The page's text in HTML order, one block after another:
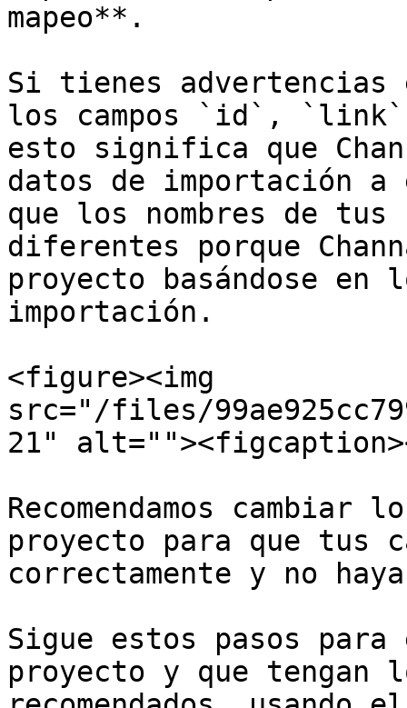
mapeo**.
Si tienes advertencias
los campos `id`,
esto significa que
datos de importación a
que los nombres de tus
diferentes porque
proyecto basándose en
importación.
<figure><img
src="/files/
21"
Recomendamos cambiar
proyecto para que tus
correctamente y no
Sigue estos pasos
proyecto y que tengan